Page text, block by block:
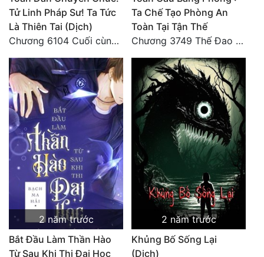
Tử Linh Pháp Sư! Ta Tức
Là Thiên Tai (Dịch)
Chương 6104 Cuối cùng (HẾT)
Ta Chế Tạo Phòng An
Toàn Tại Tận Thế
Chương 3749 Thế Đao xuất kích
2 năm trước
Bắt Đầu Làm Thần Hào
Từ Sau Khi Thi Đại Học
2 năm trước
Khủng Bố Sống Lại
(Dịch)